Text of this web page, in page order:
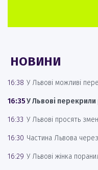
НОВИНИ
16:38 У Львові можливі
16:35У Львові перекрили
16:33 У Львові просять
16:30 Частина Львова
16:29 У Львові жінка